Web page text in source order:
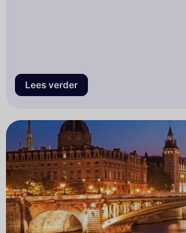
Lees verder